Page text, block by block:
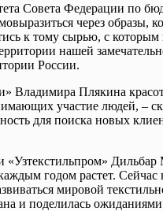
Совета Федерации
через
к тому сырью, с
нашей
России.
Плякина
участие людей,
для поиска новых
«Узтекстильпром»
годом растет. Сейчас
мировой
и поделилась